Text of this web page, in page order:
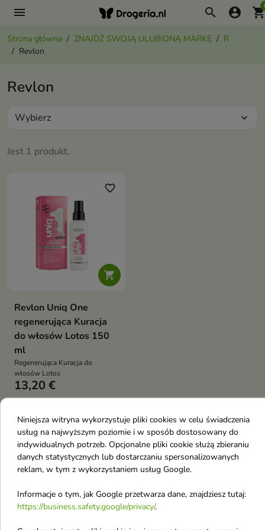
menu search account_circle
Strona główna ZNAJDŹ SWOJĄ ULUBIONĄ MARKĘ
R
Revlon
Raypath
Ralph Lauren
Receptury Zielarki
Revlon
Jest 1 produkt.
Wybierz expand_more

favorite_border
Revlon Uniq One
regenerująca Kuracja
do włosów Lotos 150
ml
Regenerująca Kuracja do
włosów Lotos
13,20 €
Pokazano 1-1 z 1 pozycji
Niniejsza witryna wykorzystuje pliki cookies w celu świadczenia
usług na najwyższym poziomie i w sposób dostosowany do
indywidualnych potrzeb. Opcjonalne pliki cookie służą zbieraniu
danych statystycznych lub dostarczaniu spersonalizowanych
reklam, w tym z wykorzystaniem usług Google.
Informacje o tym, jak Google przetwarza dane, znajdziesz tutaj:
https://business.safety.google/privacy/.